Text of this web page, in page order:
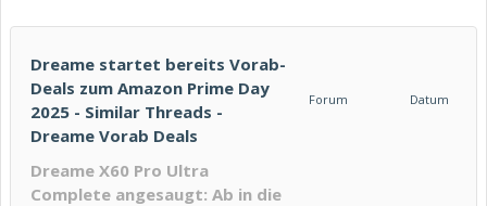
Dreame startet bereits Vorab-
Deals zum Amazon Prime Day
2025 - Similar Threads -
Dreame Vorab Deals
Forum Datum
Dreame X60 Pro Ultra
Complete angesaugt: Ab in die